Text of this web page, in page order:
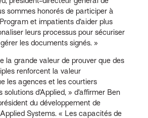
sommes honorés de participer à
et impatients d’aider plus
leurs processus pour sécuriser
les documents signés. »
la grande valeur de prouver que des
renforcent la valeur
les agences et les courtiers
d’Applied, » d’affirmer Ben
du développement de
Applied Systems. « Les capacités de